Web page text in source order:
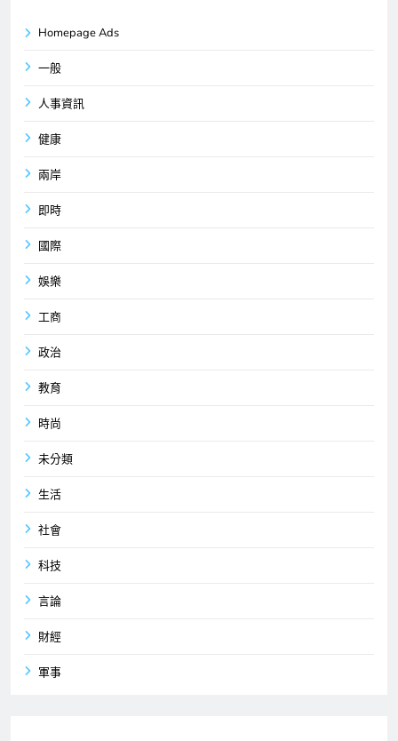
Homepage Ads
一般
人事資訊
健康
兩岸
即時
國際
娛樂
工商
政治
教育
時尚
未分類
生活
社會
科技
言論
財經
軍事